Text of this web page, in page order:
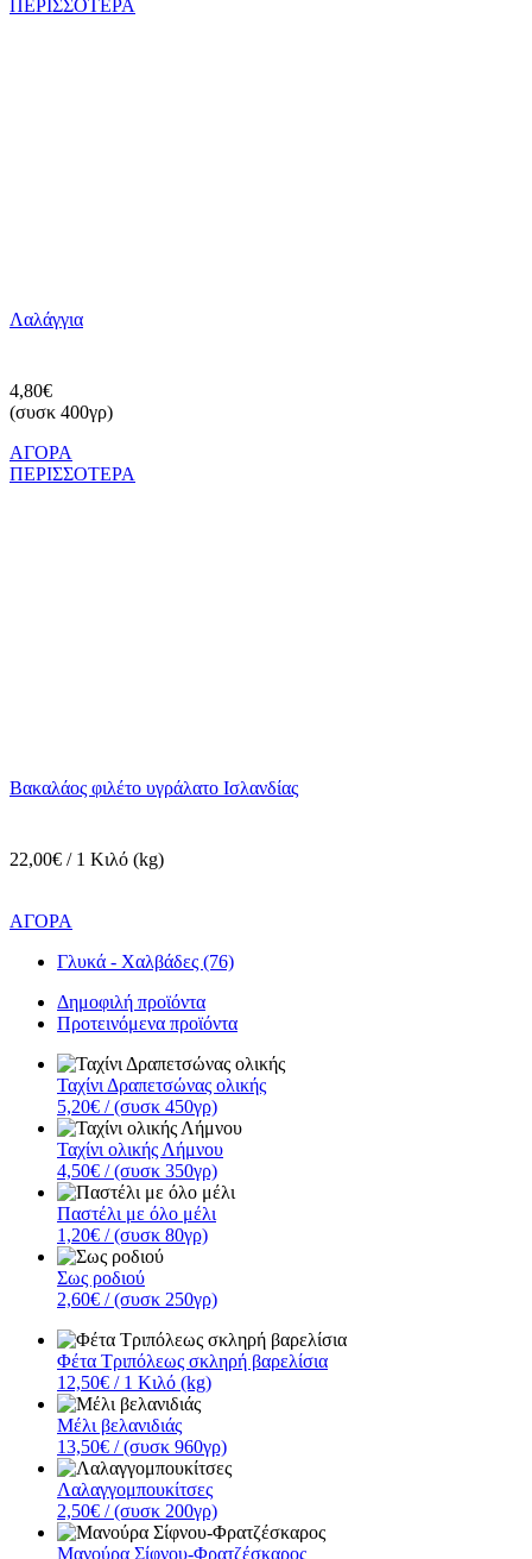
ΠΕΡΙΣΣΟΤΕΡΑ
Λαλάγγια
4,80€
(συσκ 400γρ)
ΑΓΟΡΑ
ΠΕΡΙΣΣΟΤΕΡΑ
Βακαλάος φιλέτο υγράλατο Ισλανδίας
22,00€ / 1 Κιλό (kg)
ΑΓΟΡΑ
Γλυκά - Χαλβάδες (76)
Δημοφιλή προϊόντα
Προτεινόμενα προϊόντα
Ταχίνι Δραπετσώνας ολικής
5,20€ / (συσκ 450γρ)
Ταχίνι ολικής Λήμνου
4,50€ / (συσκ 350γρ)
Παστέλι με όλο μέλι
1,20€ / (συσκ 80γρ)
Σως ροδιού
2,60€ / (συσκ 250γρ)
Φέτα Τριπόλεως σκληρή βαρελίσια
12,50€ / 1 Κιλό (kg)
Μέλι βελανιδιάς
13,50€ / (συσκ 960γρ)
Λαλαγγομπουκίτσες
2,50€ / (συσκ 200γρ)
Μανούρα Σίφνου-Φρατζέσκαρος